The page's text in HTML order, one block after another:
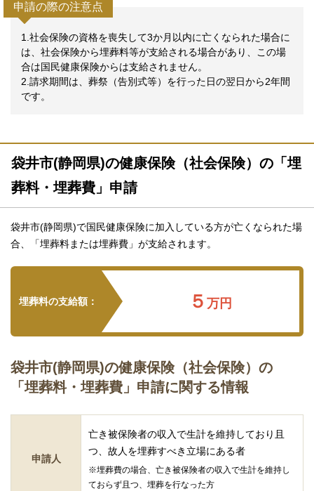
申請の際の注意点
1.社会保険の資格を喪失して3か月以内に亡くなられた場合に
は、社会保険から埋葬料等が支給される場合があり、この場
合は国民健康保険からは支給されません。
2.請求期間は、葬祭（告別式等）を行った日の翌日から2年間
です。
袋井市(静岡県)の健康保険（社会保険）の「埋
葬料・埋葬費」申請
袋井市(静岡県)で国民健康保険に加入している方が亡くなられた場
合、「埋葬料または埋葬費」が支給されます。
埋葬料の支給額： ５万円
袋井市(静岡県)の健康保険（社会保険）の
「埋葬料・埋葬費」申請に関する情報
申請人
亡き被保険者の収入で生計を維持しており且
つ、故人を埋葬すべき立場にある者
※埋葬費の場合、亡き被保険者の収入で生計を維持し
ておらず且つ、埋葬を行なった方